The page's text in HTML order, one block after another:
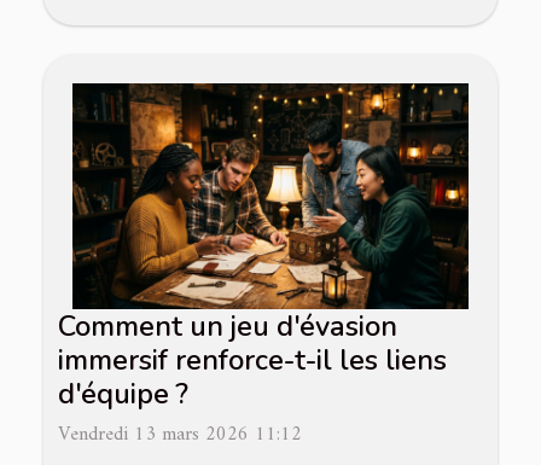
Comment un jeu d'évasion
immersif renforce-t-il les liens
d'équipe ?
Vendredi 13 mars 2026 11:12